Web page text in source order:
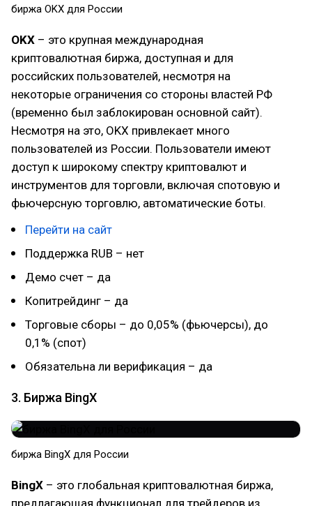
биржа OKX для России
OKX – это крупная международная
криптовалютная биржа, доступная и для
российских пользователей, несмотря на
некоторые ограничения со стороны властей РФ
(временно был заблокирован основной сайт).
Несмотря на это, OKX привлекает много
пользователей из России. Пользователи имеют
доступ к широкому спектру криптовалют и
инструментов для торговли, включая спотовую и
фьючерсную торговлю, автоматические боты.
Перейти на сайт
Поддержка RUB – нет
Демо счет – да
Копитрейдинг – да
Торговые сборы – до 0,05% (фьючерсы), до
0,1% (спот)
Обязательна ли верификация – да
3. Биржа BingX
биржа BingX для России
BingX – это глобальная криптовалютная биржа,
предлагающая функционал для трейдеров из